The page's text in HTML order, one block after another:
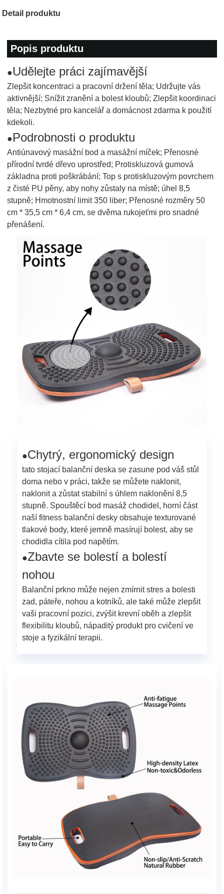
Detail produktu
Popis produktu
●Udělejte práci zajímavější
Zlepšit koncentraci a pracovní držení těla; Udržujte vás
aktivnější; Snížit zranění a bolest kloubů; Zlepšit koordinaci
těla; Nezbytné pro kancelář a domácnost zdarma k použití
kdekoli.
●Podrobnosti o produktu
Antiúnavový masážní bod a masážní míček; Přenosné
přírodní tvrdé dřevo uprostřed; Protiskluzová gumová
základna proti poškrábání; Top s protiskluzovým povrchem
z čisté PU pěny, aby nohy zůstaly na místě; úhel 8,5
stupně; Hmotnostní limit 350 liber; Přenosné rozměry 50
cm * 35,5 cm * 6,4 cm, se dvěma rukojeťmi pro snadné
přenášení.
●Chytrý, ergonomický design
tato stojací balanční deska se zasune pod váš stůl
doma nebo v práci, takže se můžete naklonit,
naklonit a zůstat stabilní s úhlem naklonění 8,5
stupně. Spouštěcí bod masáž chodidel, horní část
naší fitness balanční desky obsahuje texturované
tlakové body, které jemně masírují bolest, aby se
chodidla cítila pod napětím.
●Zbavte se bolestí a bolestí
nohou
Balanční prkno může nejen zmírnit stres a bolesti
zad, páteře, nohou a kotníků, ale také může zlepšit
vaši pracovní pozici, zvýšit krevní oběh a zlepšit
flexibilitu kloubů, nápaditý produkt pro cvičení ve
stoje a fyzikální terapii.